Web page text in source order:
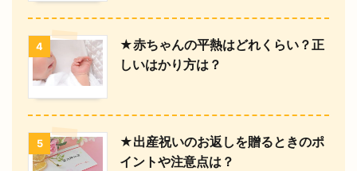
4
★赤ちゃんの平熱はどれくらい？正
しいはかり方は？
5
★出産祝いのお返しを贈るときのポ
イントや注意点は？